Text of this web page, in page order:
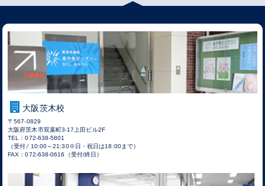
大阪茨木校
〒567-0829
大阪府茨木市双葉町3-17上田ビル2F
TEL：072-638-5801
（受付 ⁄ 10:00～21:30※日・祝日は18:00まで）
FAX：072-638-0616（受付/終日）